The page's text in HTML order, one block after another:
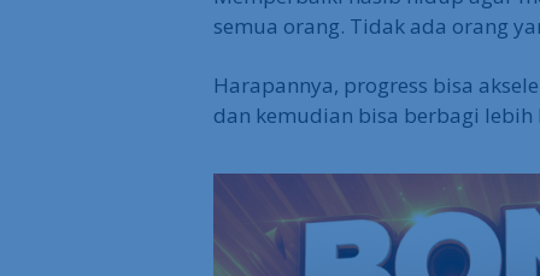
semua orang. Tidak ada orang
Harapannya, progress bisa
dan kemudian bisa berbagi lebih